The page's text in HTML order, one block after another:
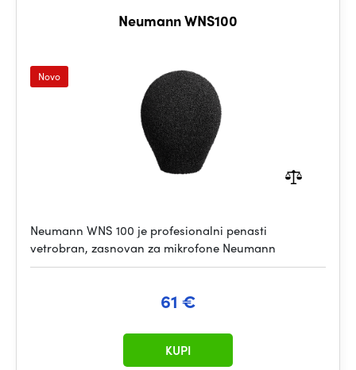
Neumann WNS100
Novo
Neumann WNS 100 je profesionalni penasti
vetrobran, zasnovan za mikrofone Neumann
61 €
KUPI